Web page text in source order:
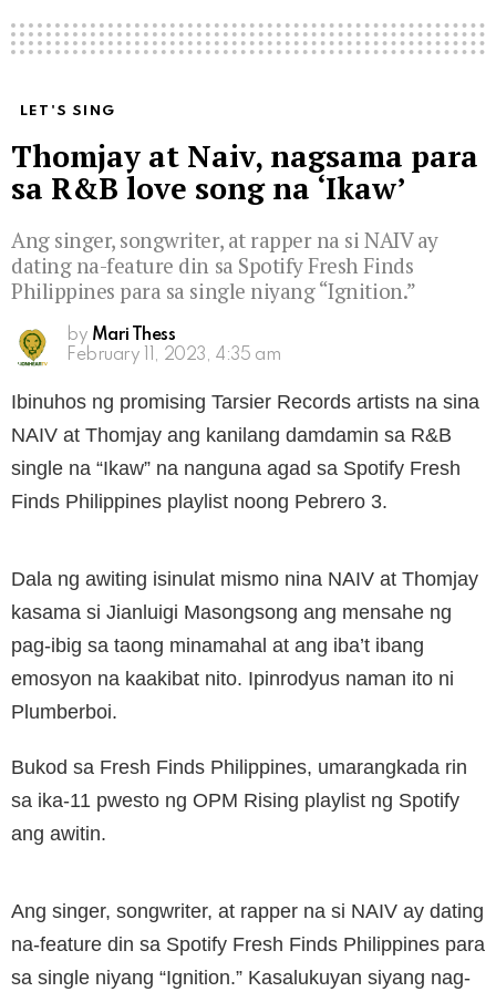
LET'S SING
Thomjay at Naiv, nagsama para
sa R&B love song na ‘Ikaw’
Ang singer, songwriter, at rapper na si NAIV ay
dating na-feature din sa Spotify Fresh Finds
Philippines para sa single niyang “Ignition.”
by Mari Thess
February 11, 2023, 4:35 am
Ibinuhos ng promising Tarsier Records artists na sina
NAIV at Thomjay ang kanilang damdamin sa R&B
single na “Ikaw” na nanguna agad sa Spotify Fresh
Finds Philippines playlist noong Pebrero 3.
Dala ng awiting isinulat mismo nina NAIV at Thomjay
kasama si Jianluigi Masongsong ang mensahe ng
pag-ibig sa taong minamahal at ang iba’t ibang
emosyon na kaakibat nito. Ipinrodyus naman ito ni
Plumberboi.
Bukod sa Fresh Finds Philippines, umarangkada rin
sa ika-11 pwesto ng OPM Rising playlist ng Spotify
ang awitin.
Ang singer, songwriter, at rapper na si NAIV ay dating
na-feature din sa Spotify Fresh Finds Philippines para
sa single niyang “Ignition.” Kasalukuyan siyang nag-